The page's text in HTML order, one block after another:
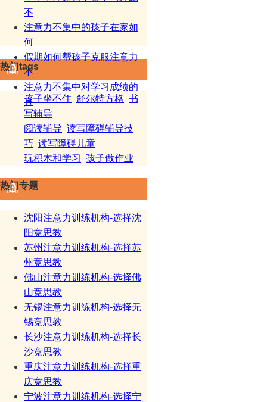
不
注意力不集中的孩子在家如
何
假期如何帮孩子克服注意力
不
注意力不集中对学习成绩的
真
热门tags
孩子坐不住 舒尔特方格 书
写辅导
阅读辅导 读写障碍辅导技
巧 读写障碍儿童
玩积木和学习 孩子做作业
热门专题
沈阳注意力训练机构-选择沈
阳竞思教
苏州注意力训练机构-选择苏
州竞思教
佛山注意力训练机构-选择佛
山竞思教
无锡注意力训练机构-选择无
锡竞思教
长沙注意力训练机构-选择长
沙竞思教
重庆注意力训练机构-选择重
庆竞思教
宁波注意力训练机构-选择宁